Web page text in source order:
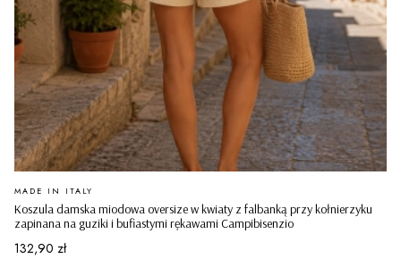
Koszula damska miodowa oversize w kwiaty z falbanką przy kołnierzyku
zapinana na guziki i bufiastymi rękawami Campibisenzio
PRODUCENT
MADE IN ITALY
Cena
132,90 zł